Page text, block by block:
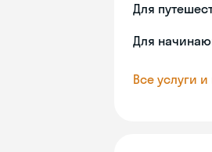
Для
Для
Все услуги